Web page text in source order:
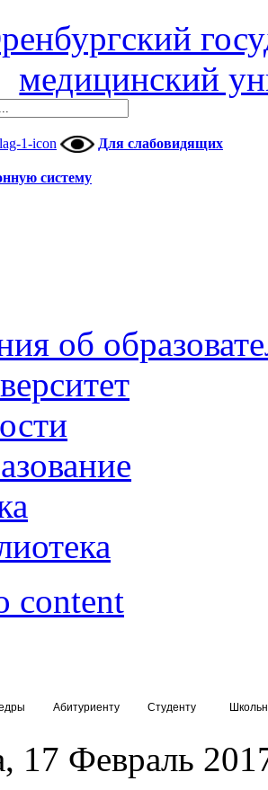
медицинский
Для слабовидящих
систему
об
content
Абитуриенту Студенту
17 Февраль